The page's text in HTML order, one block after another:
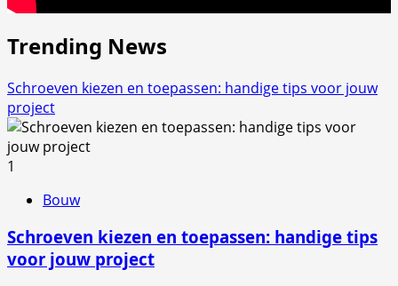
Trending News
Schroeven kiezen en toepassen: handige tips voor jouw
project
1
Bouw
Schroeven kiezen en toepassen: handige tips
voor jouw project